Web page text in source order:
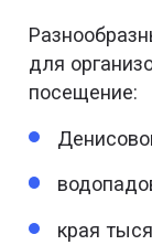
для
посещение:
края